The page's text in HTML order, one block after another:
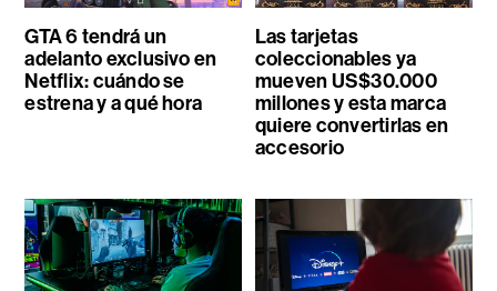
GTA 6 tendrá un
adelanto exclusivo en
Netflix: cuándo se
estrena y a qué hora
Las tarjetas
coleccionables ya
mueven US$30.000
millones y esta marca
quiere convertirlas en
accesorio